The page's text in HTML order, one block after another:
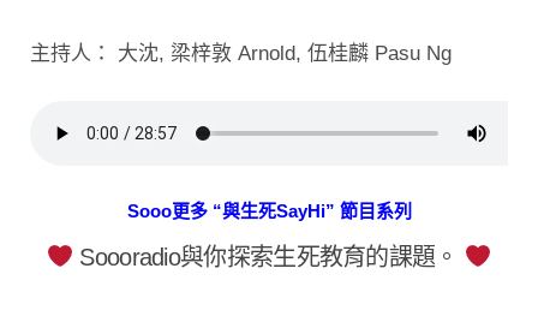
主持人： 大沈, 梁梓敦 Arnold, 伍桂麟 Pasu Ng
Sooo更多 “與生死SayHi” 節目系列
Soooradio與你探索生死教育的課題。